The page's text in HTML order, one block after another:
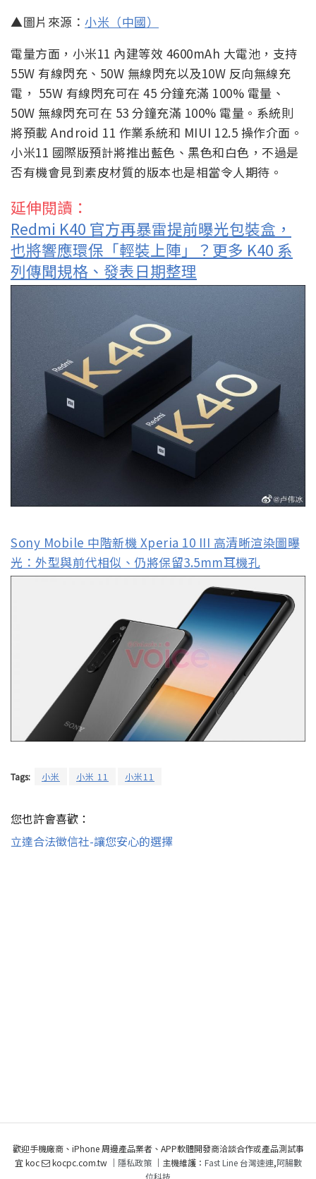
▲圖片來源： 小米（中國）
電量方面，小米11 內建等效 4600mAh 大電池，支持
55W 有線閃充、50W 無線閃充以及10W 反向無線充
電， 55W 有線閃充可在 45 分鐘充滿 100% 電量、
50W 無線閃充可在 53 分鐘充滿 100% 電量。系統則
將預載 Android 11 作業系統和 MIUI 12.5 操作介面。
小米11 國際版預計將推出藍色、黑色和白色，不過是
否有機會見到素皮材質的版本也是相當令人期待。
延伸閱讀：
Redmi K40 官方再暴雷提前曝光包裝盒，
也將響應環保「輕裝上陣」？更多 K40 系
列傳聞規格、發表日期整理
Sony Mobile 中階新機 Xperia 10 III 高清晰渲染圖曝
光：外型與前代相似、仍將保留3.5mm耳機孔
Tags: 小米 小米 11 小米11
您也許會喜歡：
立達合法徵信社-讓您安心的選擇
歡迎手機廠商、iPhone 周邊產品業者、APP軟體開發商洽談合作或產品測試事
宜 koc
kocpc.com.tw ｜ 隱私政策｜主機維護： Fast Line 台灣速連,阿腸數
位科技